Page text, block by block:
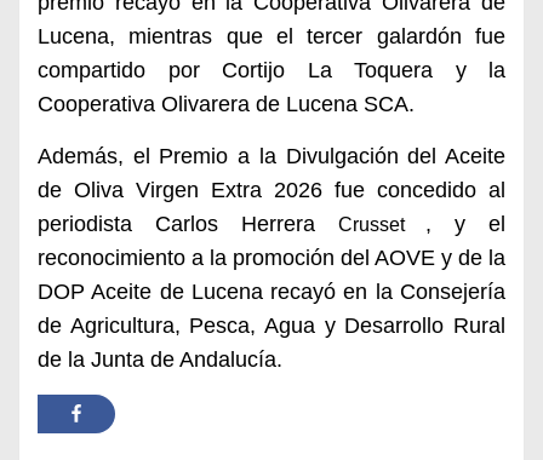
Lucena, mientras que el tercer galardón fue
compartido por Cortijo La Toquera y la
Cooperativa Olivarera de Lucena SCA.
Además, el Premio a la Divulgación del Aceite
de Oliva Virgen Extra 2026 fue concedido al
periodista Carlos Herrera
Crusset
, y el
reconocimiento a la promoción del AOVE y de la
DOP Aceite de Lucena recayó en la Consejería
de Agricultura, Pesca, Agua y Desarrollo Rural
de la Junta de Andalucía.